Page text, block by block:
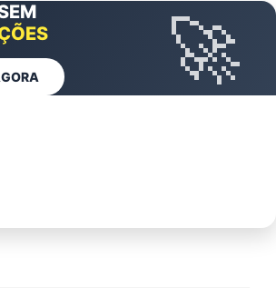
REMOVER AGORA
CLUBE DAS
CLUBE 🚀